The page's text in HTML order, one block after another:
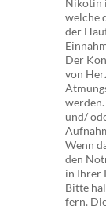
Nikotin
welche
der
Der
von
und/
Wenn
den
in Ihrer
Bitte
fern.